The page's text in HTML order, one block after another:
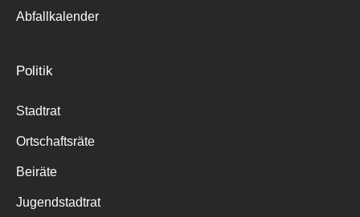
Abfallkalender
Politik
Stadtrat
Ortschaftsräte
Beiräte
Jugendstadtrat